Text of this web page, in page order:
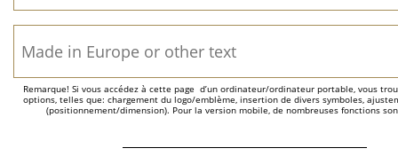
Remarque! Si vous accédez à cette page  d’un ordinateur/ordinateur portable, vous
options, telles que: chargement du logo/emblème, insertion de divers symboles,
(positionnement/dimension). Pour la version mobile, de nombreuses fonctions